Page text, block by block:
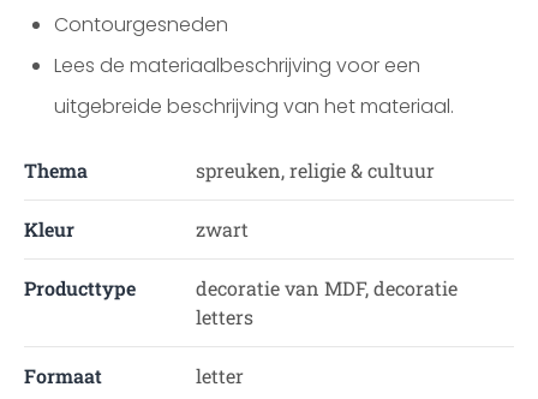
Contourgesneden
Lees de materiaalbeschrijving voor een
uitgebreide beschrijving van het materiaal.
Thema spreuken, religie & cultuur
Kleur zwart
Producttype
decoratie van MDF, decoratie
letters
Formaat letter